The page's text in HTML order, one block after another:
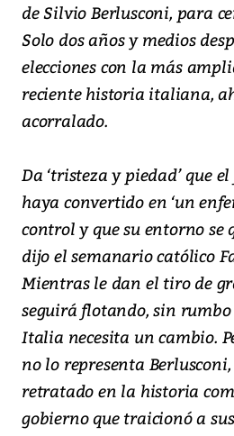
de Silvio Berlusconi, para
Solo dos años y medios
elecciones con la más
reciente historia italiana,
acorralado.
Da ‘tristeza y piedad’ que
haya convertido en ‘un
control y que su entorno se
dijo el semanario católico
Mientras le dan el tiro de
seguirá flotando, sin
Italia necesita un cambio.
no lo representa
retratado en la historia
gobierno que traicionó a